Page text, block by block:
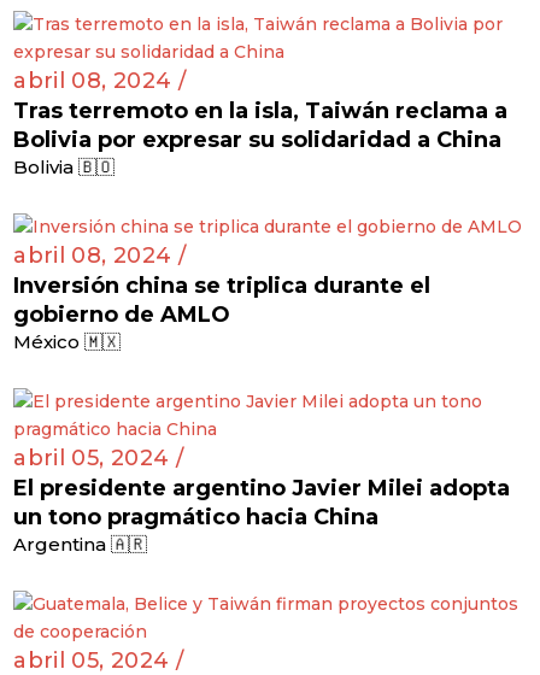
abril 08, 2024 /
Tras terremoto en la isla, Taiwán reclama a
Bolivia por expresar su solidaridad a China
Bolivia 🇧🇴
abril 08, 2024 /
Inversión china se triplica durante el
gobierno de AMLO
México 🇲🇽
abril 05, 2024 /
El presidente argentino Javier Milei adopta
un tono pragmático hacia China
Argentina 🇦🇷
abril 05, 2024 /